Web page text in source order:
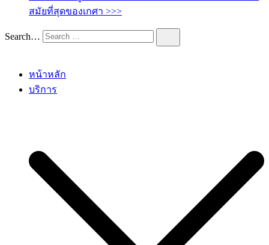
สมัยที่สุดของเกศา >>>
Search…
หน้าหลัก
บริการ